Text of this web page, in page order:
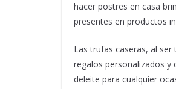
hacer postres en casa
presentes en productos
Las trufas caseras, al
regalos personalizados y
deleite para cualquier